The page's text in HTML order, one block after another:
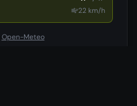
22 km/h
Open-Meteo